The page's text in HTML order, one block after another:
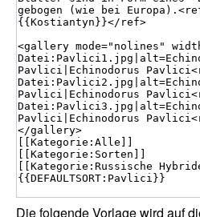
Die folgende Vorlage wird auf